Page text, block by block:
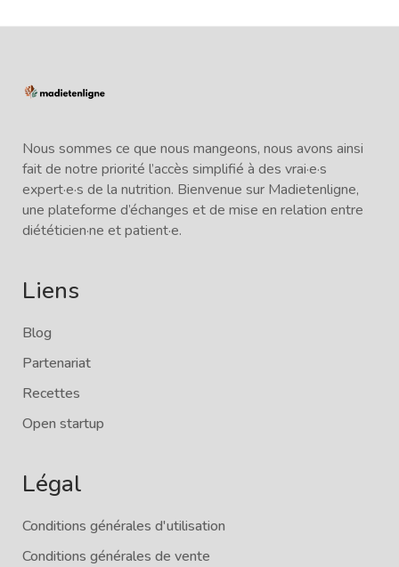
Nous sommes ce que nous mangeons, nous avons ainsi
fait de notre priorité l’accès simplifié à des vrai·e·s
expert·e·s de la nutrition. Bienvenue sur Madietenligne,
une plateforme d’échanges et de mise en relation entre
diététicien·ne et patient·e.
Liens
Blog
Partenariat
Recettes
Open startup
Légal
Conditions générales d'utilisation
Conditions générales de vente